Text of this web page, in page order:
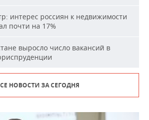
интерес россиян к недвижимости
почти на 17%
выросло число вакансий в
НОВОСТИ ЗА СЕГОДНЯ